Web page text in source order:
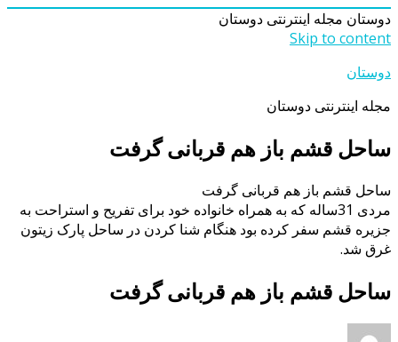
دوستان مجله اینترنتی دوستان
Skip to content
دوستان
مجله اینترنتی دوستان
ساحل قشم باز هم قربانی گرفت
ساحل قشم باز هم قربانی گرفت
مردى 31ساله که به همراه خانواده خود براى تفریح و استراحت به
جزیره قشم سفر کرده بود هنگام شنا کردن در ساحل پارک زیتون
غرق شد.
ساحل قشم باز هم قربانی گرفت